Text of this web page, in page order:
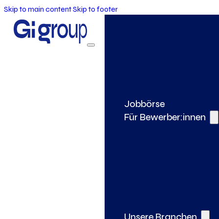
Skip to main contentSkip to footer
Jobbörse
Für Bewerber:innen